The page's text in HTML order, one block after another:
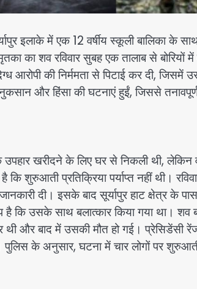
इलाके में एक 12 वर्षीय स्कूली बालिका के
का शव रविवार सुबह एक तालाब से बोरियों में
की निर्ममता से पिटाई कर दी, जिसमें
और हिंसा की घटनाएं हुईं, जिससे
खरीदने के लिए घर से निकली थी, लेकिन
शुरुआती प्रतिक्रिया पर्याप्त नहीं थी।
दी। इसके बाद सूर्यापुर हाट क्षेत्र के पास
है कि उसके साथ बलात्कार किया गया था। शव
थी और बाद में उसकी मौत हो गई। प्रेसिडेंसी
पुलिस के अनुसार, घटना में चार लोगों पर